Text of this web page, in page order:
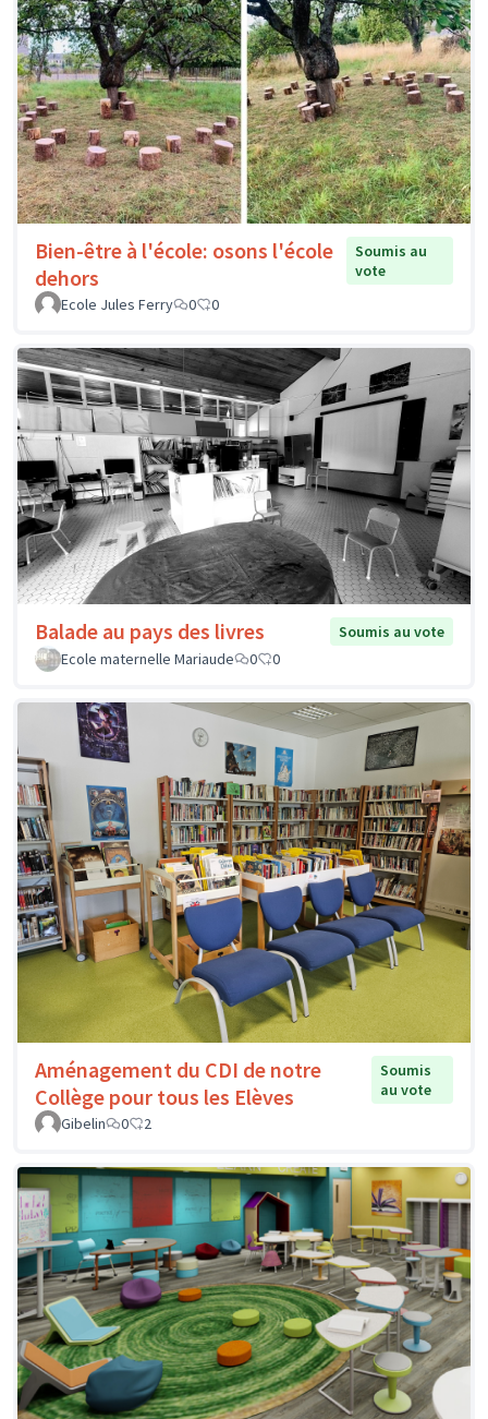
Bien-être à l'école: osons l'école
dehors
Soumis au
vote
Ecole Jules Ferry
0 0
Balade au pays des livres
Soumis au vote
Ecole maternelle Mariaude
0 0
Aménagement du CDI de notre
Collège pour tous les Elèves
Soumis
au vote
Gibelin
0 2